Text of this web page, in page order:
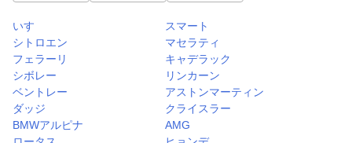
いすゞ
スマート
シトロエン
マセラティ
フェラーリ
キャデラック
シボレー
リンカーン
ベントレー
アストンマーティン
ダッジ
クライスラー
BMWアルピナ
AMG